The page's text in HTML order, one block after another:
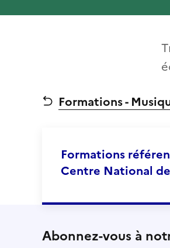
Formations -
Formations
Centre National
Abonnez-vous à